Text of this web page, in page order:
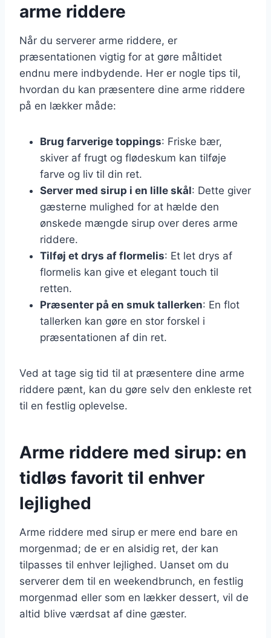
arme riddere
Når du serverer arme riddere, er
præsentationen vigtig for at gøre måltidet
endnu mere indbydende. Her er nogle tips til,
hvordan du kan præsentere dine arme riddere
på en lækker måde:
Brug farverige toppings: Friske bær,
skiver af frugt og flødeskum kan tilføje
farve og liv til din ret.
Server med sirup i en lille skål: Dette giver
gæsterne mulighed for at hælde den
ønskede mængde sirup over deres arme
riddere.
Tilføj et drys af flormelis: Et let drys af
flormelis kan give et elegant touch til
retten.
Præsenter på en smuk tallerken: En flot
tallerken kan gøre en stor forskel i
præsentationen af din ret.
Ved at tage sig tid til at præsentere dine arme
riddere pænt, kan du gøre selv den enkleste ret
til en festlig oplevelse.
Arme riddere med sirup: en
tidløs favorit til enhver
lejlighed
Arme riddere med sirup er mere end bare en
morgenmad; de er en alsidig ret, der kan
tilpasses til enhver lejlighed. Uanset om du
serverer dem til en weekendbrunch, en festlig
morgenmad eller som en lækker dessert, vil de
altid blive værdsat af dine gæster.